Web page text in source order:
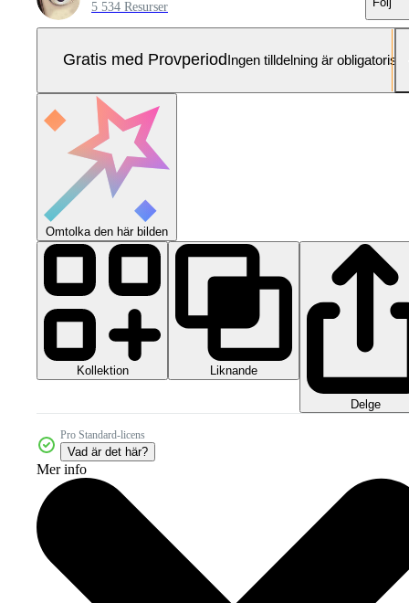
5 534 Resurser
Gratis med ProvperiodIngen tilldelning är obligatorisk
Omtolka den här bilden
Kollektion Liknande
Delge
Pro Standard-licens
Vad är det här?
Mer info